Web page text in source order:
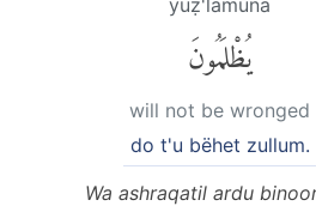
yuẓ'lamūna
يُظْلَمُونَ
will not be wronged
do t'u bëhet zullum.
Wa ashraqatil ardu